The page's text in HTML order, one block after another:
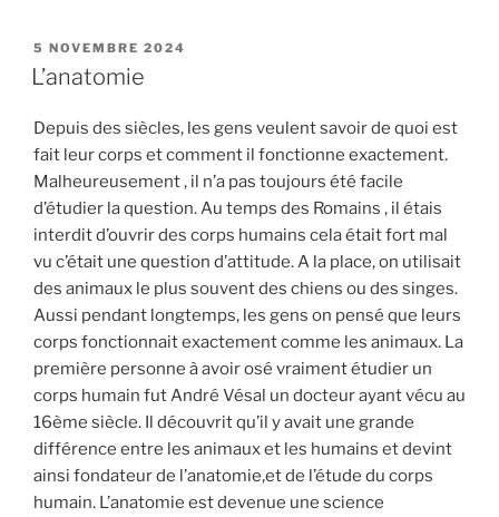
PUBLIÉ
LE
5 NOVEMBRE 2024
L’anatomie
Depuis des siècles, les gens veulent savoir de quoi est
fait leur corps et comment il fonctionne exactement.
Malheureusement , il n’a pas toujours été facile
d’étudier la question. Au temps des Romains , il étais
interdit d’ouvrir des corps humains cela était fort mal
vu c’était une question d’attitude. A la place, on utilisait
des animaux le plus souvent des chiens ou des singes.
Aussi pendant longtemps, les gens on pensé que leurs
corps fonctionnait exactement comme les animaux. La
première personne à avoir osé vraiment étudier un
corps humain fut André Vésal un docteur ayant vécu au
16ème siècle. Il découvrit qu’il y avait une grande
différence entre les animaux et les humains et devint
ainsi fondateur de l’anatomie,et de l’étude du corps
humain. L’anatomie est devenue une science